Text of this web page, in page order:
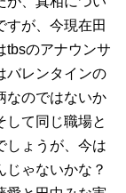
すが、今現在田
tbsのアナウンサ
バレンタインの
なのではないか
して同じ職場と
しょうが、今は
ゃないかな？